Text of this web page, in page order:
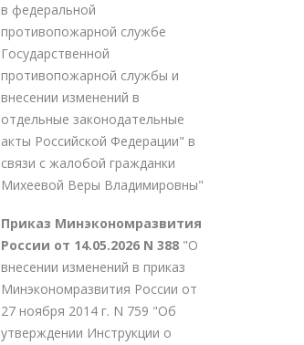
в федеральной
противопожарной службе
Государственной
противопожарной службы и
внесении изменений в
отдельные законодательные
акты Российской Федерации" в
связи с жалобой гражданки
Михеевой Веры Владимировны"
Приказ Минэкономразвития
России от 14.05.2026 N 388 "О
внесении изменений в приказ
Минэкономразвития России от
27 ноября 2014 г. N 759 "Об
утверждении Инструкции о